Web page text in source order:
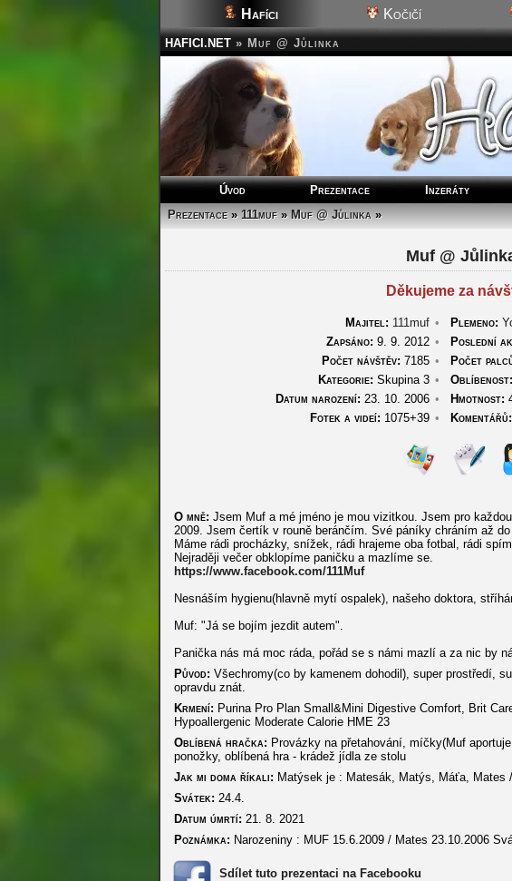
Hafíci Kočičí
HAFICI.NET » Muf @ Jůlinka
Úvod Prezentace Inzeráty
Prezentace»111muf»Muf @ Jůlinka»
Muf @
Děkujeme za
Majitel: 111muf • Plemeno:
Zapsáno: 9. 9. 2012 • Poslední
Počet návštěv: 7185 • Počet
Kategorie: Skupina 3 • Oblíbenost:
Datum narození: 23. 10. 2006 • Hmotnost:
Fotek a videí: 1075+39 • Komentářů:
O mně: Jsem Muf a mé jméno je mou vizitkou. Jsem pro
2009. Jsem čertík v rouně beránčím. Své páníky chráním až
Máme rádi procházky, snížek, rádi hrajeme oba fotbal, rádi
Nejraději večer obklopíme paničku a mazlíme se.
https://www.facebook.com/111Muf
Nesnáším hygienu(hlavně mytí ospalek), našeho doktora,
Muf: "Já se bojím jezdit autem".
Panička nás má moc ráda, pořád se s námi mazlí a za nic by
Původ: Všechromy(co by kamenem dohodil), super prostředí,
opravdu znát.
Krmení: Purina Pro Plan Small&Mini Digestive Comfort, Brit
Hypoallergenic Moderate Calorie HME 23
Oblíbená hračka: Provázky na přetahování, míčky(Muf
ponožky, oblíbená hra - krádež jídla ze stolu
Jak mi doma říkali: Matýsek je : Matesák, Matýs, Máťa,
Svátek: 24.4.
Datum úmrtí: 21. 8. 2021
Poznámka: Narozeniny : MUF 15.6.2009 / Mates 23.10.2006
Sdílet tuto prezentaci na Facebooku